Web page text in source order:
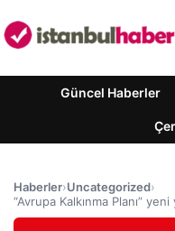
Güncel Haberler
Haberler›Uncategorized›
“Avrupa Kalkınma Planı”